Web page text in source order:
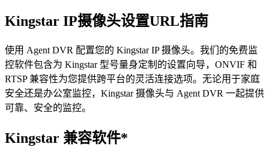
Kingstar IP摄像头设置URL指南
使用 Agent DVR 配置您的 Kingstar IP 摄像头。我们的免费监
控软件包含为 Kingstar 型号量身定制的设置向导，ONVIF 和
RTSP 兼容性为您提供跨平台的灵活连接选项。无论用于家庭
安全还是办公室监控，Kingstar 摄像头与 Agent DVR 一起提供
可靠、安全的监控。
Kingstar 兼容软件*